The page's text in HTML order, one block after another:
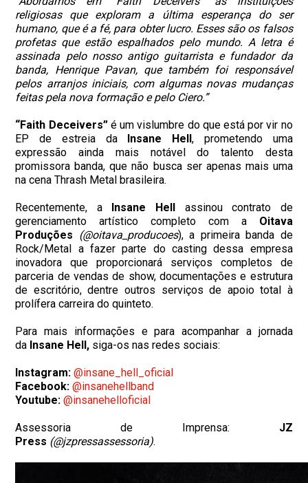
religiosas que exploram a última esperança do ser
humano, que é a fé, para obter lucro. Esses são os falsos
profetas que estão espalhados pelo mundo. A letra é
assinada pelo nosso antigo guitarrista e fundador da
banda, Henrique Pavan, que também foi responsável
pelos arranjos iniciais, com algumas novas mudanças
feitas pela nova formação e pelo Ciero.”
“Faith Deceivers”é um vislumbre do que está por vir no
EP de estreia da
Insane Hell, prometendo uma
expressão ainda mais notável do talento desta
promissora banda, que não busca ser apenas mais uma
na cena Thrash Metal brasileira.
Recentemente, a Insane Hell
assinou contrato de
gerenciamento artístico completo com a Oitava
Produções (@oitava_producoes), a primeira banda de
Rock/Metal a fazer parte do casting dessa empresa
inovadora que proporcionará serviços completos de
parceria de vendas de show, documentações e estrutura
de escritório, dentre outros serviços de apoio total à
prolífera carreira do quinteto.
Para mais informações e para acompanhar a jornada
da Insane Hell, siga-os nas redes sociais:
Instagram: @insane_hell_oficial
Facebook: @insanehellband
Youtube: @insanehelloficial
Assessoria de Imprensa: JZ
Press (@jzpressassessoria).